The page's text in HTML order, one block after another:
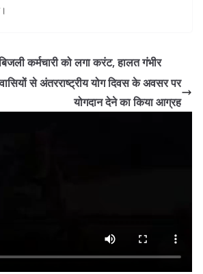
कर्मचारी को लगा करंट, हालत गंभीर
से अंतरराष्ट्रीय योग दिवस के अवसर पर
योगदान देने का किया आग्रह